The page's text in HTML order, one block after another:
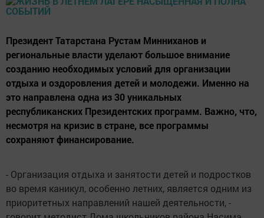
Президент Татарстана Рустам Минниханов и
региональные власти уделают большое внимание
созданию необходимых условий для организации
отдыха и оздоровления детей и молодежи. Именно на
это направлена одна из 30 уникальных
республиканских Президентских программ. Важно, что,
несмотря на кризис в стране, все программы
сохраняют финансирование.
- Организация отдыха и занятости детей и подростков
во время каникул, особенно летних, является одним из
приоритетных направлений нашей деятельности, -